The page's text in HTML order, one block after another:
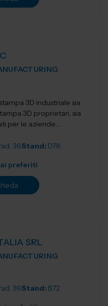
3D industriale sia
3D proprietari, sia
per le aziende.
36Stand: D78
preferiti
SRL
36Stand: B72